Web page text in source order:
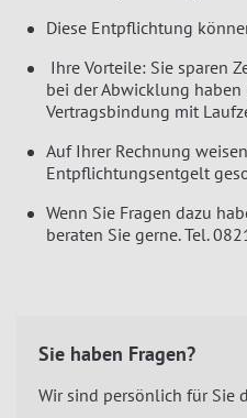
Diese Entpflichtung
Ihre Vorteile: Sie sparen
bei der Abwicklung
Vertragsbindung mit
Auf Ihrer Rechnung
Entpflichtungsentgelt
Wenn Sie Fragen dazu
beraten Sie gerne. Tel.
Sie haben Fragen?
Wir sind persönlich für Sie